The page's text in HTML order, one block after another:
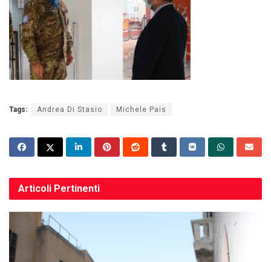
Tags: Andrea Di Stasio Michele Pais
Articoli Pertinenti